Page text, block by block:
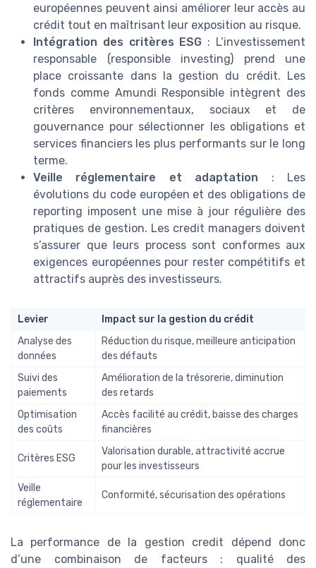
européennes peuvent ainsi améliorer leur accès au
crédit tout en maîtrisant leur exposition au risque.
Intégration des critères ESG : L’investissement
responsable (responsible investing) prend une
place croissante dans la gestion du crédit. Les
fonds comme Amundi Responsible intègrent des
critères environnementaux, sociaux et de
gouvernance pour sélectionner les obligations et
services financiers les plus performants sur le long
terme.
Veille réglementaire et adaptation : Les
évolutions du code européen et des obligations de
reporting imposent une mise à jour régulière des
pratiques de gestion. Les credit managers doivent
s’assurer que leurs process sont conformes aux
exigences européennes pour rester compétitifs et
attractifs auprès des investisseurs.
Levier
Impact sur la gestion du crédit
Analyse des
données
Réduction du risque, meilleure anticipation
des défauts
Suivi des
paiements
Amélioration de la trésorerie, diminution
des retards
Optimisation
des coûts
Accès facilité au crédit, baisse des charges
financières
Critères ESG
Valorisation durable, attractivité accrue
pour les investisseurs
Veille
réglementaire
Conformité, sécurisation des opérations
La performance de la gestion credit dépend donc
d’une combinaison de facteurs : qualité des